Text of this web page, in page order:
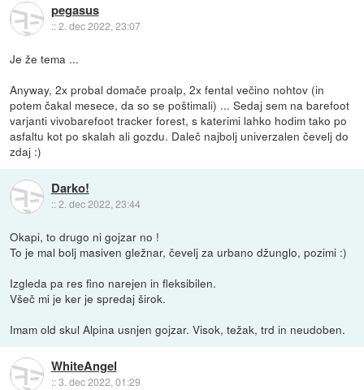
pegasus
::2. dec 2022, 23:07
Je že tema ...
Anyway, 2x probal domače proalp, 2x fental večino nohtov (in
potem čakal mesece, da so se poštimali) ... Sedaj sem na barefoot
varjanti vivobarefoot tracker forest, s katerimi lahko hodim tako po
asfaltu kot po skalah ali gozdu. Daleč najbolj univerzalen čevelj do
zdaj :)
Darko!
::2. dec 2022, 23:44
Okapi, to drugo ni gojzar no !
To je mal bolj masiven gležnar, čevelj za urbano džunglo, pozimi :)
Izgleda pa res fino narejen in fleksibilen.
Všeč mi je ker je spredaj širok.
Imam old skul Alpina usnjen gojzar. Visok, težak, trd in neudoben.
WhiteAngel
::3. dec 2022, 01:29